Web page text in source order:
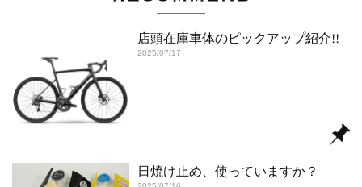
店頭在庫車体のピックアップ紹介!!
2025/07/17
日焼け止め、使っていますか？